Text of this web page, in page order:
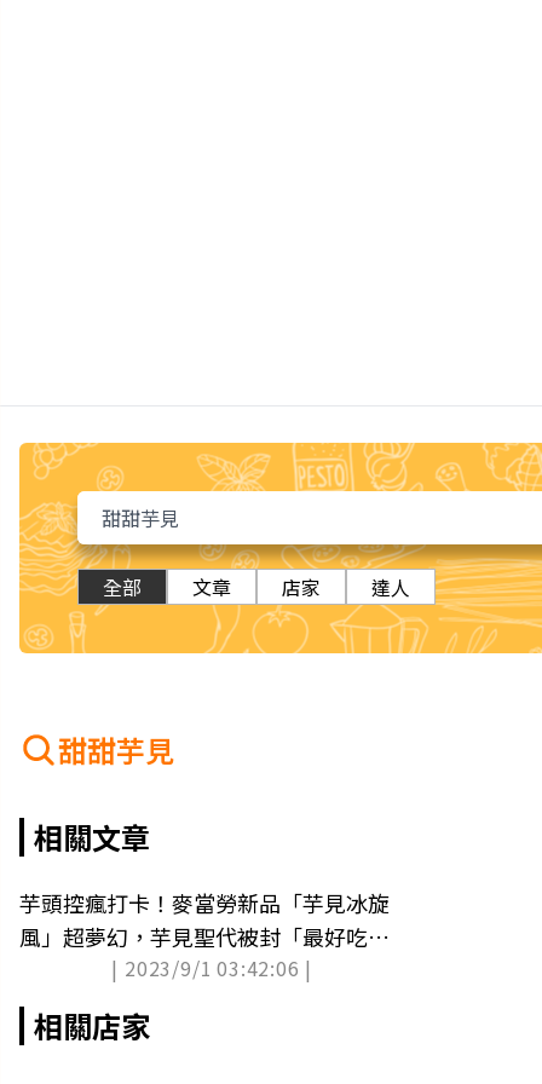
全部 文章 店家 達人
甜甜芋見
相關文章
芋頭控瘋打卡！麥當勞新品「芋見冰旋
風」超夢幻，芋見聖代被封「最好吃聖
| 2023/9/1 03:42:06 |
相關店家